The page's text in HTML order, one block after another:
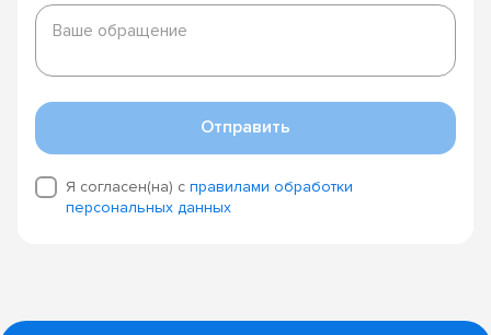
Ваше
обращение
Ваше обращение
Отправить
Я согласен(на) с правилами обработки
персональных данных